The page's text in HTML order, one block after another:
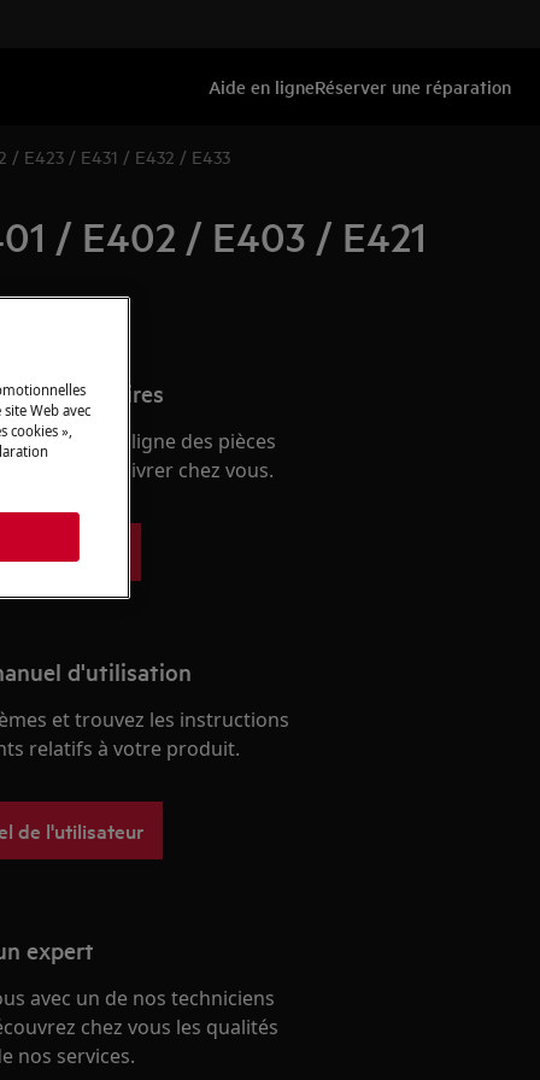
Aide en ligneRéserver une réparation
/ E423 / E431 / E432 / E433
/ E402 / E403 / E421
et accessoires
boutique en ligne des pièces
et faites-les livrer chez vous.
d'utilisation
et trouvez les instructions
relatifs à votre produit.
de l'utilisateur
expert
avec un de nos techniciens
chez vous les qualités
nos services.
Web avec
cookies »,